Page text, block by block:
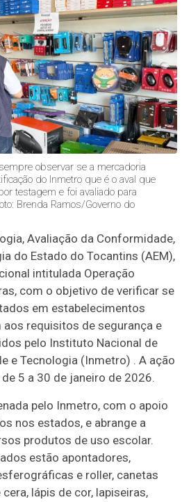
observar se a mercadoria
do Inmetro que é o aval que
testagem e foi avaliado para
Brenda Ramos/Governo do
Avaliação da Conformidade,
do Estado do Tocantins (AEM),
intitulada Operação
com o objetivo de verificar se
em estabelecimentos
requisitos de segurança e
pelo Instituto Nacional de
e Tecnologia (Inmetro) . A ação
5 a 30 de janeiro de 2026.
pelo Inmetro, com o apoio
nos estados, e abrange a
produtos de uso escolar.
estão apontadores,
e roller, canetas
lápis de cor, lapiseiras,